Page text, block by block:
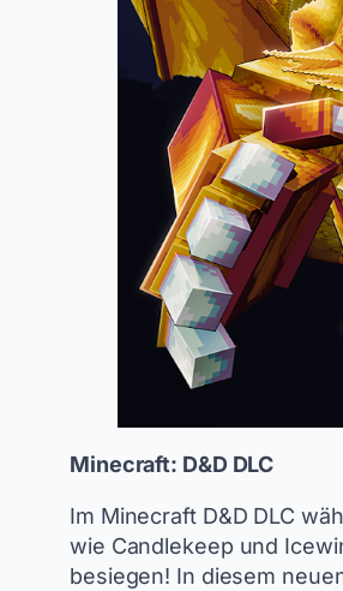
Minecraft: D&D DLC
Im Minecraft D&D DLC
wie Candlekeep und
besiegen! In diesem